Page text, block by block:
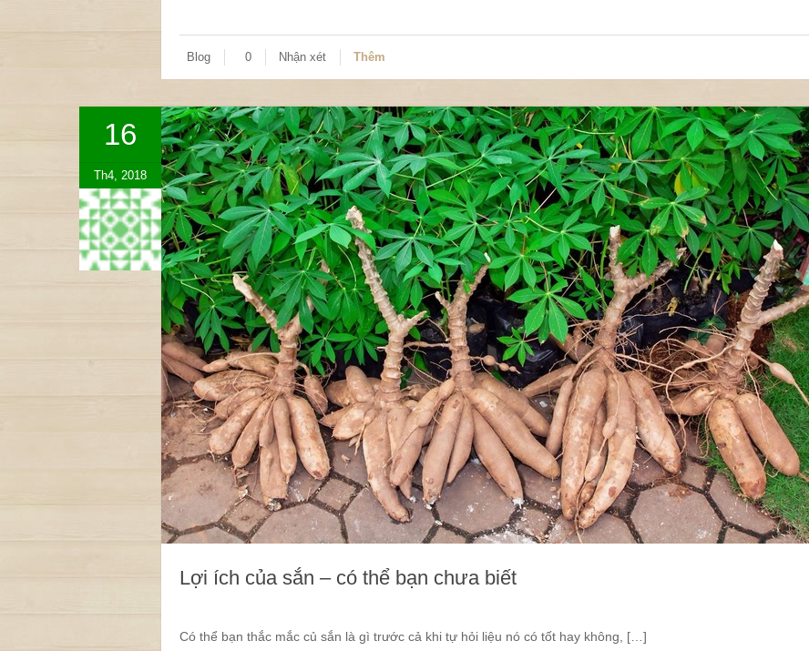
Blog 0 Nhận xét Thêm
16
Th4, 2018
Lợi ích của sắn – có thể bạn chưa biết
Có thể bạn thắc mắc củ sắn là gì trước cả khi tự hỏi liệu nó có tốt hay không, […]